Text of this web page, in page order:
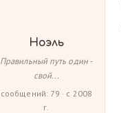
Ноэль
Правильный путь один -
свой...
сообщений: 79 · с 2008
г.